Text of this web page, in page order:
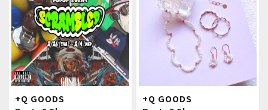
+Q GOODS
+Q GOODS